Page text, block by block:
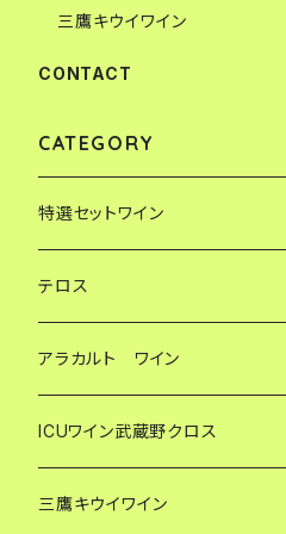
三鷹キウイワイン
CONTACT
CATEGORY
特選セットワイン
やまさけ店主特別セレクト
ジョバンナのお気に入り
輸入元アルトリヴェッロ直送セット
テロス
アラカルト ワイン
レ・マッキオーレ
フォッソ・コルノ
ICUワイン武蔵野クロス
三鷹キウイワイン